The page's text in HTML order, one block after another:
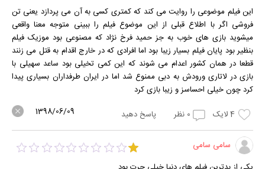
این فیلم موضوعی را روایت می کند که کمتری کسی به آن می پردازد یعنی تن
فروشی اگر با اطلاع قبلی از این موضوع فیلم را ببینی متوجه معنا واقعی
میشوید بازی های خوب به جز حمید فرخ نژاد که مصنوعی بود موزیک فیلم
بنظیر بود پایان فیلم بسیار زیبا بود اما افرادی که در خارج اقدام به قتل می زنند
قطعا در همان کشور اعدام می شوند که این کمی تخیلی بود ساعد سهیلی با
بازی در لاتاری ورودش به دبی ممنوع شد اما در ایران طرفداران بسیاری پیدا
کرد چون خیلی احساسز و زیبا بازی کرد
4لایک 0 نظر پاسخ دهید 1398/06/09
سامی سامی